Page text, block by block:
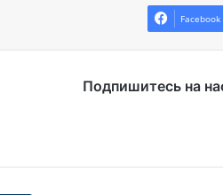
Facebook
Подпишитесь на